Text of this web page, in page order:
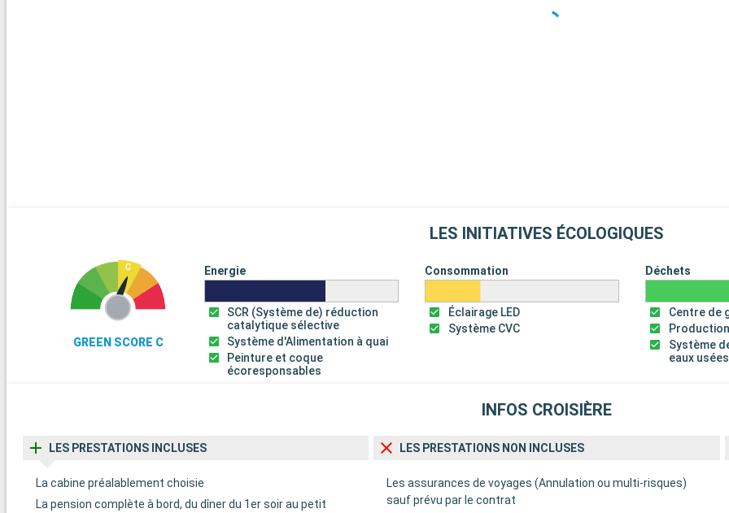
LES INITIATIVES ÉCOLOGIQUES
GREEN SCORE C
Energie
SCR (Système de) réduction
catalytique sélective
Système d'Alimentation à quai
Peinture et coque
écoresponsables
Consommation
Éclairage LED
Système CVC
Déchets
Centre de
Système
eaux usées
INFOS CROISIÈRE
LES PRESTATIONS INCLUSES
La cabine préalablement choisie
La pension complète à bord, du dîner du 1er soir au petit
LES PRESTATIONS NON INCLUSES
Les assurances de voyages (Annulation ou multi-risques)
sauf prévu par le contrat